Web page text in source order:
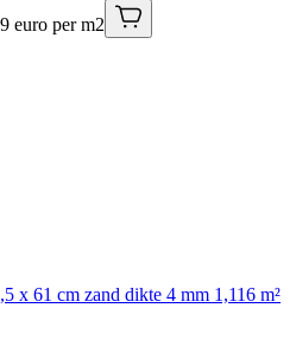
euro per m2
x 61 cm zand dikte 4 mm 1,116 m²